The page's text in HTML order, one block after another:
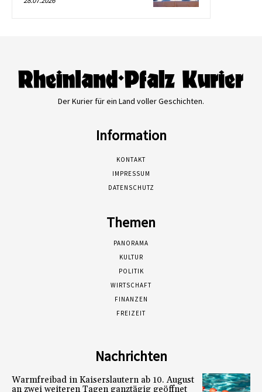
Der Kurier für ein Land voller Geschichten.
Information
KONTAKT
IMPRESSUM
DATENSCHUTZ
Themen
PANORAMA
KULTUR
POLITIK
WIRTSCHAFT
FINANZEN
FREIZEIT
Nachrichten
Warmfreibad in Kaiserslautern ab 10. August
an zwei weiteren Tagen ganztägig geöffnet